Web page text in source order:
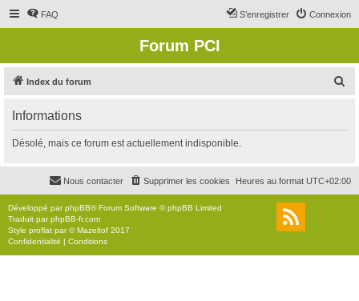
FAQ Connexion
S’enregistrer
Forum PCI
Index du forum
r
c
r
Informations
Désolé, mais ce forum est actuellement indisponible.
Heures au format UTC+02:00
Supprimer les cookies
Nous contacter
Développé parphpBB® Forum Software © phpBB Limited
Traduit parphpBB-fr.com
Style proflat par ©Mazeltof 2017
Confidentialité | Conditions